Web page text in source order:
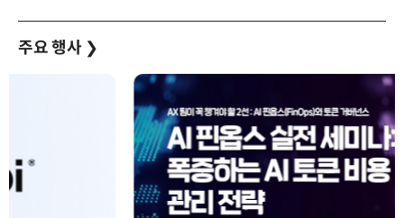
주요 행사 ❯